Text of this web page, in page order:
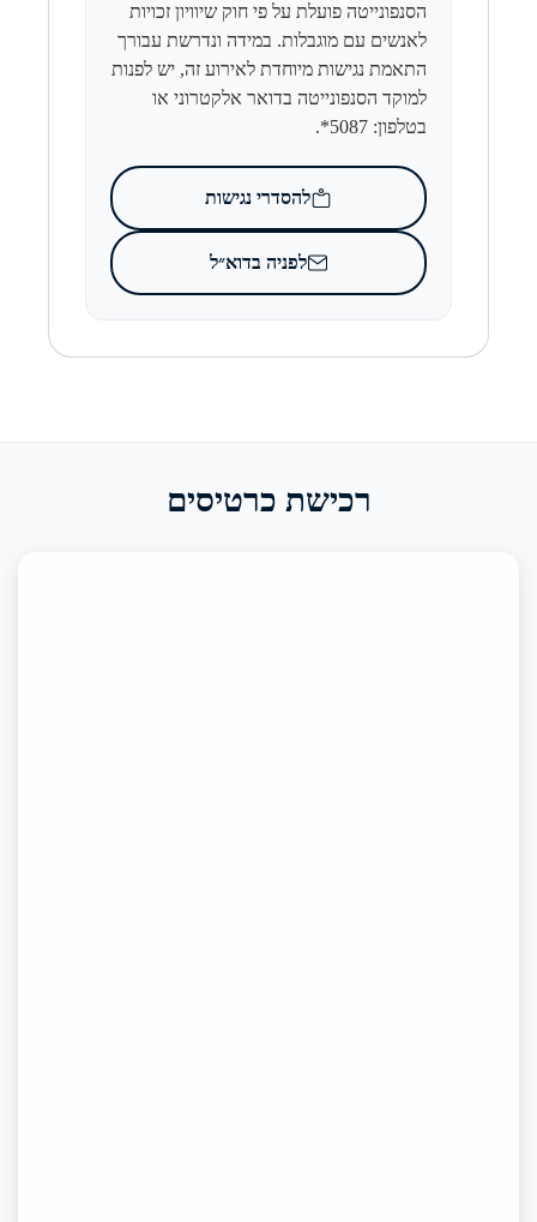
הסנפונייטה פועלת על פי חוק שיוויון זכויות
לאנשים עם מוגבלות. במידה ונדרשת עבורך
התאמת נגישות מיוחדת לאירוע זה, יש לפנות
למוקד הסנפונייטה בדואר אלקטרוני או
בטלפון: 5087*.
להסדרי נגישות
לפניה בדוא״ל
רכישת כרטיסים